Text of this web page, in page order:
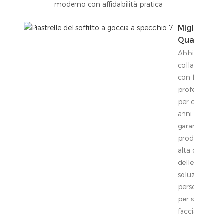
moderno con affidabilità pratica.
Migliore
Qualità
Abbiamo
collaborato
con fornitori
per oltre 23
anni per
garantire la
produzione
alta qualità
delle nostre
soluzioni
per soffitto
facciata.